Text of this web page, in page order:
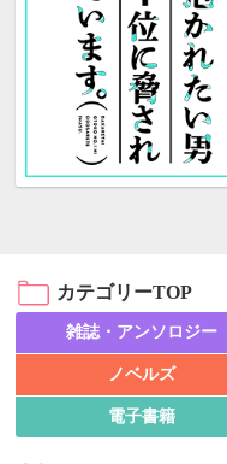
カテゴリーTOP
雑誌・アンソロジー
ノベルズ
電子書籍